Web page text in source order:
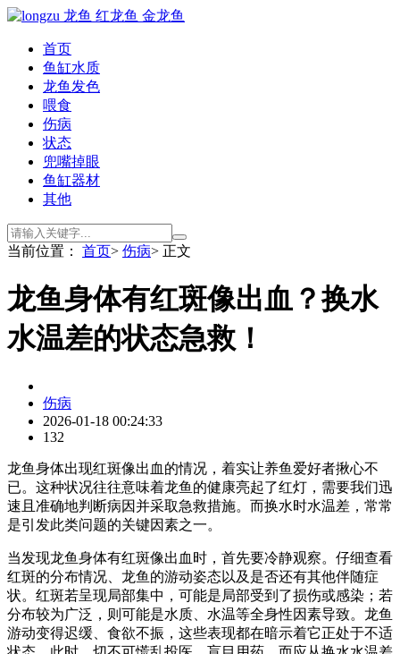
首页
鱼缸水质
龙鱼发色
喂食
伤病
状态
兜嘴掉眼
鱼缸器材
其他
当前位置： 首页> 伤病> 正文
龙鱼身体有红斑像出血？换水
水温差的状态急救！
伤病
2026-01-18 00:24:33
132
龙鱼身体出现红斑像出血的情况，着实让养鱼爱好者揪心不
已。这种状况往往意味着龙鱼的健康亮起了红灯，需要我们迅
速且准确地判断病因并采取急救措施。而换水时水温差，常常
是引发此类问题的关键因素之一。
当发现龙鱼身体有红斑像出血时，首先要冷静观察。仔细查看
红斑的分布情况、龙鱼的游动姿态以及是否还有其他伴随症
状。红斑若呈现局部集中，可能是局部受到了损伤或感染；若
分布较为广泛，则可能是水质、水温等全身性因素导致。龙鱼
游动变得迟缓、食欲不振，这些表现都在暗示着它正处于不适